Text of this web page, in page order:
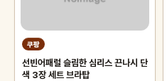
쿠팡
선빈어패럴 슬림한 심리스 끈나시 단
색 3장 세트 브라탑